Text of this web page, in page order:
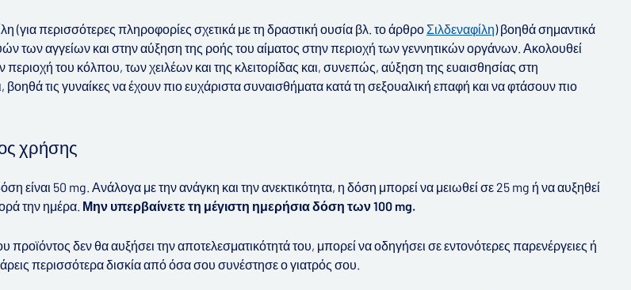
(για περισσότερες πληροφορίες σχετικά με τη δραστική ουσία βλ. το άρθρο Σιλδεναφίλη) βοηθά σημαντικά
των αγγείων και στην αύξηση της ροής του αίματος στην περιοχή των γεννητικών οργάνων. Ακολουθεί
περιοχή του κόλπου, των χειλέων και της κλειτορίδας και, συνεπώς, αύξηση της ευαισθησίας στη
βοηθά τις γυναίκες να έχουν πιο ευχάριστα συναισθήματα κατά τη σεξουαλική επαφή και να φτάσουν πιο
χρήσης
είναι 50 mg. Ανάλογα με την ανάγκη και την ανεκτικότητα, η δόση μπορεί να μειωθεί σε 25 mg ή να αυξηθεί
την ημέρα. Μην υπερβαίνετε τη μέγιστη ημερήσια δόση των 100 mg.
προϊόντος δεν θα αυξήσει την αποτελεσματικότητά του, μπορεί να οδηγήσει σε εντονότερες παρενέργειες ή
περισσότερα δισκία από όσα σου συνέστησε ο γιατρός σου.